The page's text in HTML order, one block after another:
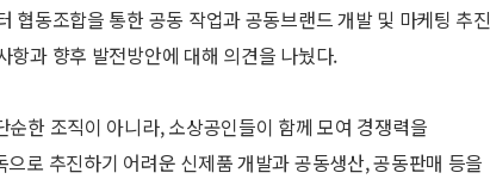
협동조합을 통한 공동 작업과 공동브랜드 개발 및 마케팅 추진
항과 향후 발전방안에 대해 의견을 나눴다.
한 조직이 아니라, 소상공인들이 함께 모여 경쟁력을
로 추진하기 어려운 신제품 개발과 공동생산, 공동판매 등을